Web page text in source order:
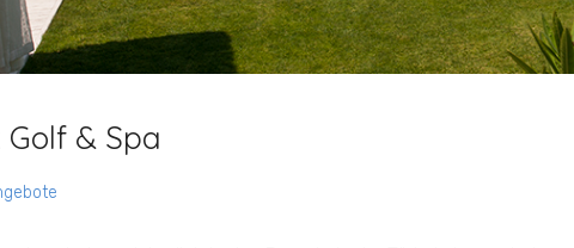
& Spa